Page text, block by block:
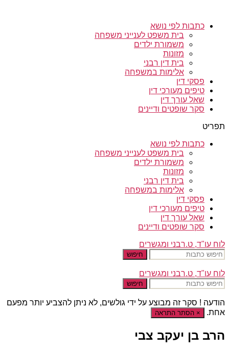
כתבות לפי נושא
בית משפט לענייני משפחה
משמורת ילדים
מזונות
בית דין רבני
אלימות במשפחה
פסקי דין
טיפים מעורכי דין
שאל עורך דין
סקר שופטים ודיינים
תפריט
כתבות לפי נושא
בית משפט לענייני משפחה
משמורת ילדים
מזונות
בית דין רבני
אלימות במשפחה
פסקי דין
טיפים מעורכי דין
שאל עורך דין
סקר שופטים ודיינים
לוח עו"ד, ט.רבני ומגשרים
חיפוש
לוח עו"ד, ט.רבני ומגשרים
חיפוש
הודעה ! סקר זה מבוצע על ידי גולשים, לא ניתן להצביע יותר מפעם
אחת.
× הסתר התראה
הרב בן יעקב צבי